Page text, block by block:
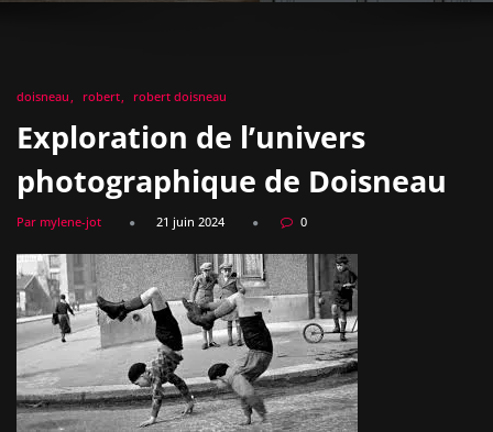
doisneau robert robert doisneau
Exploration de l’univers
photographique de Doisneau
Par mylene-jot 21 juin 2024 0